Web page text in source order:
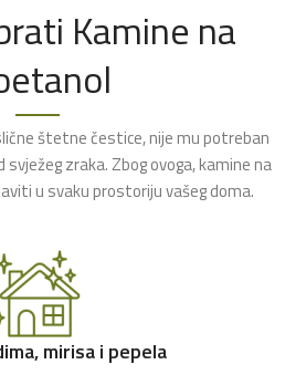
Kamine na
štetne čestice, nije mu potreban
zraka. Zbog ovoga, kamine na
u svaku prostoriju vašeg doma.
mirisa i pepela